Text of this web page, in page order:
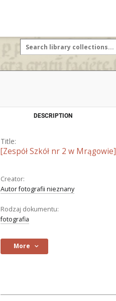
DESCRIPTION
Title:
[Zespół Szkół nr 2 w Mrągowie]
Creator:
Autor fotografii nieznany
Rodzaj dokumentu:
fotografia
More